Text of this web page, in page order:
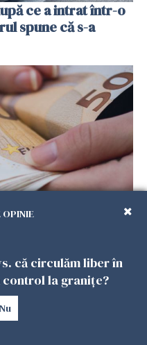
ce a intrat într-o
spune că s-a
OPINIE
că circulăm liber în
control la granițe?
Nu